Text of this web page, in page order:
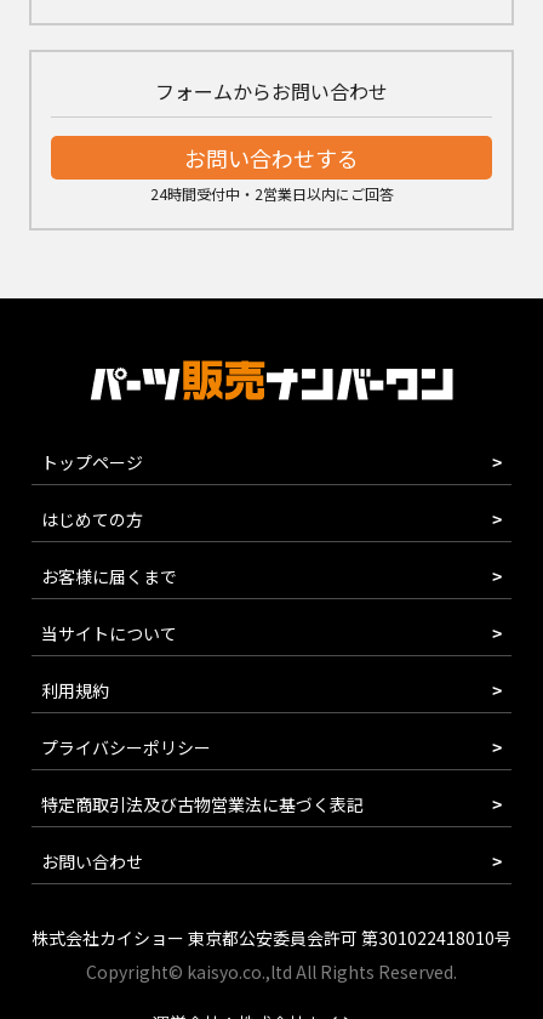
フォームからお問い合わせ
お問い合わせする
24時間受付中・2営業日以内にご回答
トップページ
はじめての方
お客様に届くまで
当サイトについて
利用規約
プライバシーポリシー
特定商取引法及び古物営業法に基づく表記
お問い合わせ
株式会社カイショー 東京都公安委員会許可 第301022418010号
Copyright© kaisyo.co.,ltd All Rights Reserved.